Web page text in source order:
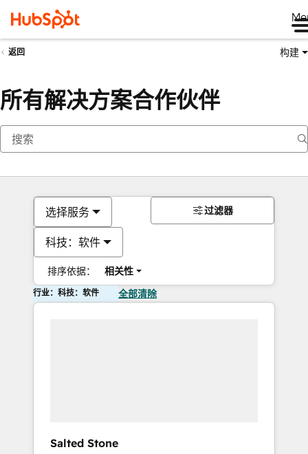
返回 构建
所有解决方案合作伙伴
选择服务
科技：软件
排序依据： 相关性
过滤器
行业：科技：软件 全部清除
Salted Stone